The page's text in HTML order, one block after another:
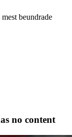
beundrade
no content